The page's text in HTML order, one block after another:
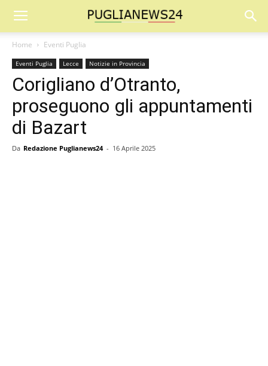
Home Eventi Puglia
Eventi Puglia Lecce Notizie in Provincia
Corigliano d’Otranto,
proseguono gli appuntamenti
di Bazart
Da Redazione Puglianews24 - 16 Aprile 2025